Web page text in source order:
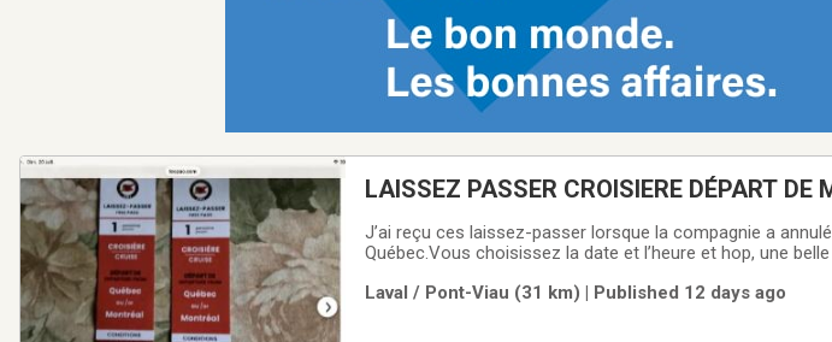
LAISSEZ PASSER CROISIERE DÉPART DE
J’ai reçu ces laissez-passer lorsque la compagnie a
Québec.Vous choisissez la date et l’heure et hop, une
Laval / Pont-Viau (31 km) | Published 12 days ago